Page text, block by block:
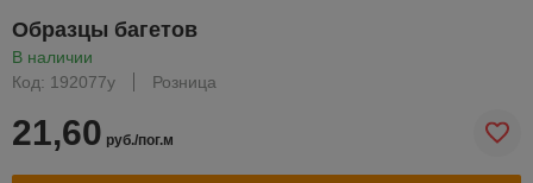
Образцы багетов
В наличии
Код: 192077у
Розница
21,60 руб./пог.м